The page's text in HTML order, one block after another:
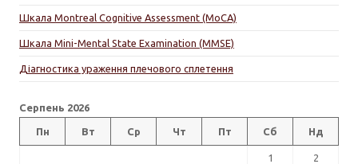
Шкала Montreal Cognitive Assessment (MoCA)
Шкала Mini-Mental State Examination (MMSE)
Діагностика ураження плечового сплетення
Серпень 2026
Пн Вт Ср Чт Пт Сб Нд
1 2